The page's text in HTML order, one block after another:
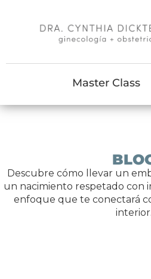
Master Class
Descubre cómo llevar un
un nacimiento respetado con
enfoque que te conectará
interior.